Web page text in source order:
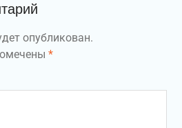
опубликован.
*